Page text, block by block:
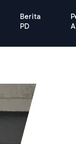
Berita
PD